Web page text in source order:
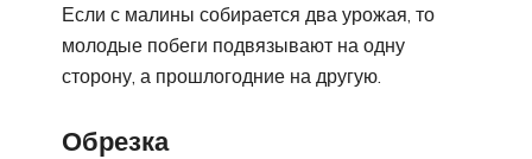
Если с малины собирается два урожая, то
молодые побеги подвязывают на одну
сторону, а прошлогодние на другую.
Обрезка